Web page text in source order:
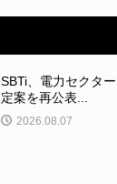
SBTi、電力セクタ
定案を再公表...
2026.08.07